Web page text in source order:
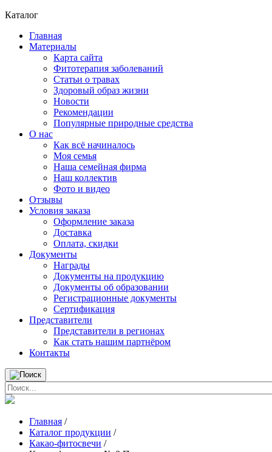
Каталог
Главная
Материалы
Карта сайта
Фитотерапия заболеваний
Статьи о травах
Здоровый образ жизни
Новости
Рекомендации
Популярные природные средства
О нас
Как всё начиналось
Моя семья
Наша семейная фирма
Наш коллектив
Фото и видео
Отзывы
Условия заказа
Оформление заказа
Доставка
Оплата, скидки
Документы
Награды
Документы на продукцию
Документы об образовании
Регистрационные документы
Сертификация
Представители
Представители в регионах
Как стать нашим партнёром
Контакты
Главная /
Каталог продукции /
Какао-фитосвечи /